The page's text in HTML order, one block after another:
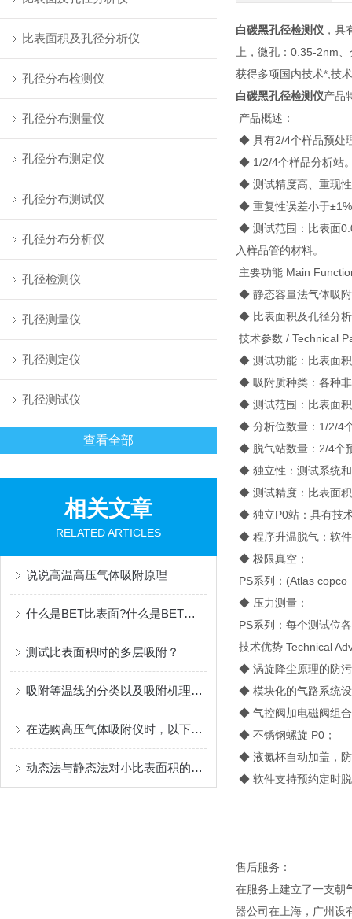
比表面积及孔径分析仪
孔径分布检测仪
孔径分布测量仪
孔径分布测定仪
孔径分布测试仪
孔径分布分析仪
孔径检测仪
孔径测量仪
孔径测定仪
孔径测试仪
查看全部
相关文章
RELATED ARTICLES
说说高温高压气体吸附原理
什么是BET比表面?什么是BET方程？
测试比表面积时的多层吸附？
吸附等温线的分类以及吸附机理简析
在选购高压气体吸附仪时，以下是一些考虑因素和指南
动态法与静态法对小比表面积的样品测试精度分析
白碳黑孔径检测仪 ，
上，微孔：0.35-2nm
获得多项国内技术*,技
白碳黑孔径检测仪产品
产品概述：
◆ 具有2/4个样品预处
◆ 1/2/4个样品分析站
◆ 测试精度高、重现
◆ 重复性误差小于
◆ 测试范围：比表面
入样品管的材料。
主要功能 Main
◆ 静态容量法气体吸
◆ 比表面积及孔径分
技术参数 / Technical
◆ 测试功能：比表面
◆ 吸附质种类：各种
◆ 测试范围：比表面
◆ 分析位数量：1/2/4
◆ 脱气站数量：2/4个
◆ 独立性：测试系统
◆ 测试精度：比表面
◆ 独立P0站：具有技
◆ 程序升温脱气：软
◆ 极限真空：
PS系列：(Atlas
◆ 压力测量：
PS系列：每个测试位
技术优势 Technical
◆ 涡旋降尘原理的防
◆ 模块化的气路系统
◆ 气控阀加电磁阀组
◆ 不锈钢螺旋 P0；
◆ 液氮杯自动加盖，
◆ 软件支持预约定时
售后服务：
在服务上建立了一支朝
器公司在上海，广州设